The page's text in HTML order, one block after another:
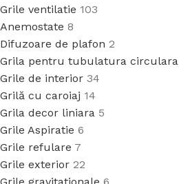
Grile ventilatie 103
Anemostate 8
Difuzoare de plafon 2
Grila pentru tubulatura circulara
Grile de interior 34
Grilă cu caroiaj 14
Grila decor liniara 5
Grile Aspiratie 6
Grile refulare 7
Grile exterior 22